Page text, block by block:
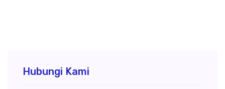
Hubungi Kami